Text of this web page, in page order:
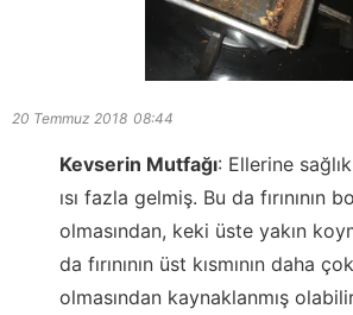
20 Temmuz 2018 08:44
Kevserin Mutfağı: Ellerine
ısı fazla gelmiş. Bu da fırınının
olmasından, keki üste yakın
da fırınının üst kısmının daha
olmasından kaynaklanmış